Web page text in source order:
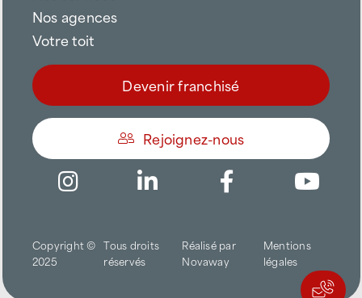
Nos agences
Votre toit
Devenir franchisé
Rejoignez-nous
Copyright ©
2025
Tous droits
réservés
Réalisé par
Novaway
Mentions
légales
Trouver une agence